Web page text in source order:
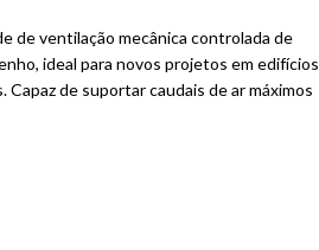
de ventilação mecânica controlada de
ideal para novos projetos em edifícios
Capaz de suportar caudais de ar máximos